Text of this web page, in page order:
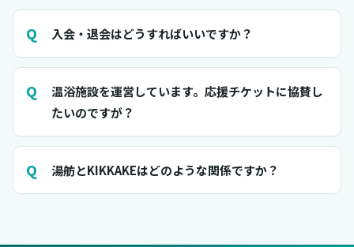
入会・退会はどうすればいいですか？
温浴施設を運営しています。応援チケットに協賛し
たいのですが？
湯舫とKIKKAKEはどのような関係ですか？